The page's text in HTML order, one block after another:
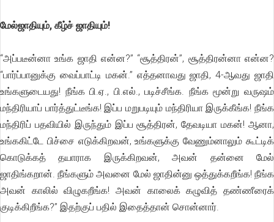
மேல்ஜாதியும், கீழ்ச் ஜாதியும்!
“அப்படீன்னா உங்க ஜாதி என்ன?’’ “சூத்திரன்’’, சூத்திரன்னா என்ன?
“பார்ப்பானுக்கு வைப்பாட்டி மகன்.’’ எத்தனாவது ஜாதி, 4-ஆவது ஜாதி
உங்களுடையது! நீங்க பி.ஏ., பி.எல்., படிச்சீங்க. நீங்க மூன்று வருஷம்
மந்திரியாப் பார்த்துட்டீங்க! இப்ப மறுபடியும் மந்திரியா இருக்கீங்க! நீங்க
மந்திரிப் பதவியில் இருந்தும் இப்ப சூத்திரன், தேவடியா மகன்! ஆனா,
உங்ககிட்டே பிச்சை எடுக்கிறவன், உங்களுக்கு வேணும்னாலும் கூட்டிக்
கொடுக்கத் தயாராக இருக்கிறவன், அவன் தன்னை மேல்
ஜாதிங்கறான். நீங்களும் அவனை மேல் ஜாதின்னு ஒத்துக்கறீங்க! நீங்க
அவன் காலில் விழுகறீங்க! அவன் காலைக் கழுவித் தண்ணீரைக்
குடிக்கிறீங்க?’’ இதற்குப் பதில் இதைத்தான் சொன்னார்.